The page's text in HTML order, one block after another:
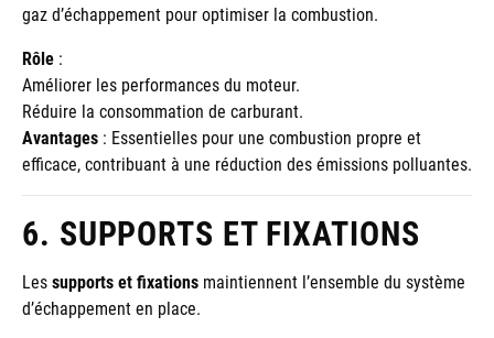
gaz d’échappement pour optimiser la combustion.
Rôle :
Améliorer les performances du moteur.
Réduire la consommation de carburant.
Avantages : Essentielles pour une combustion propre et
efficace, contribuant à une réduction des émissions polluantes.
6. SUPPORTS ET FIXATIONS
Lessupports et fixations maintiennent l’ensemble du système
d’échappement en place.